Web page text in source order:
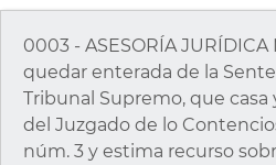
0003 - ASESORÍA
quedar enterada de la
Tribunal Supremo, que casa
del Juzgado de lo
núm. 3 y estima recurso